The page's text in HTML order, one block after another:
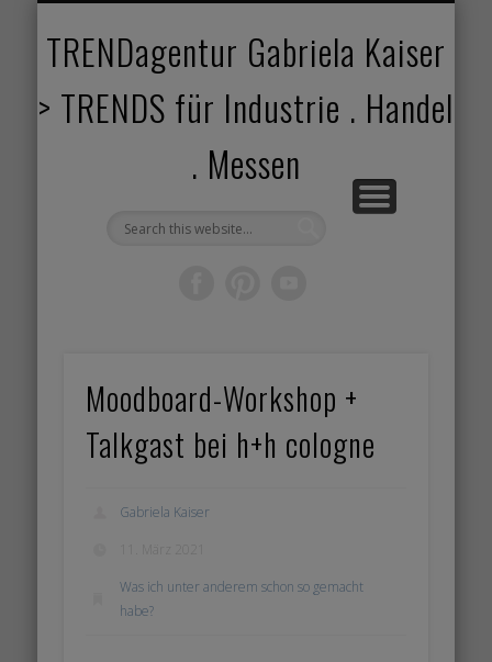
TRENDagentur Gabriela Kaiser
> TRENDS für Industrie . Handel
. Messen
Moodboard-Workshop +
Talkgast bei h+h cologne
Gabriela Kaiser
Was ich unter anderem schon so gemacht
habe?